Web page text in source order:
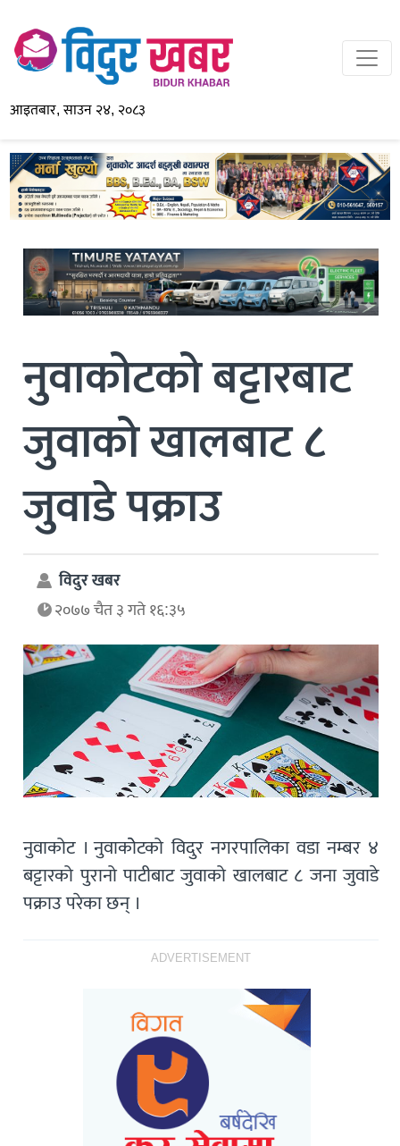
आइतबार, साउन २४, २०८३
नुवाकोटको बट्टारबाट
जुवाको खालबाट ८
जुवाडे पक्राउ
विदुर खबर
२०७७ चैत ३ गते १६:३५
नुवाकोट । नुवाकोेटको विदुर नगरपालिका वडा नम्बर ४
बट्टारको पुरानो पाटीबाट जुवाको खालबाट ८ जना जुवाडे
पक्राउ परेका छन् ।
ADVERTISEMENT